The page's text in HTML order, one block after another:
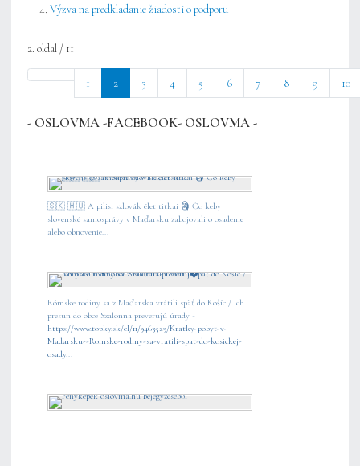
Výzva na predkladanie žiadostí o podporu
2. oldal / 11
1 2 3 4 5 6 7 8 9 10
- OSLOVMA -FACEBOOK- OSLOVMA -
🇸🇰 🇭🇺 A pilisi szlovák élet titkai 🗿 Čo keby
slovenské samosprávy v Maďarsku zabojovali o osadenie
alebo obnovenie...
Rómske rodiny sa z Maďarska vrátili späť do Košíc / Ich
presun do obce Szalonna preverujú úrady -
https://www.topky.sk/cl/11/9463529/Kratky-pobyt-v-
Madarsku--Romske-rodiny-sa-vratili-spat-do-kosickej-
osady...